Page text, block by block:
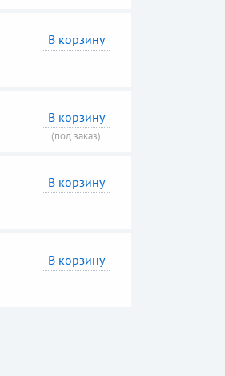
В корзину
В корзину
(под заказ)
В корзину
В корзину